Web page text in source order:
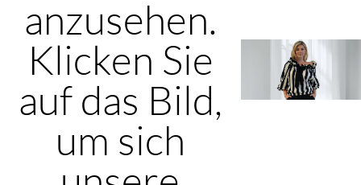
anzusehen.
Klicken Sie
auf das Bild,
um sich